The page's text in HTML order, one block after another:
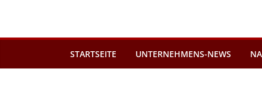
STARTSEITE UNTERNEHMENS-NEWS